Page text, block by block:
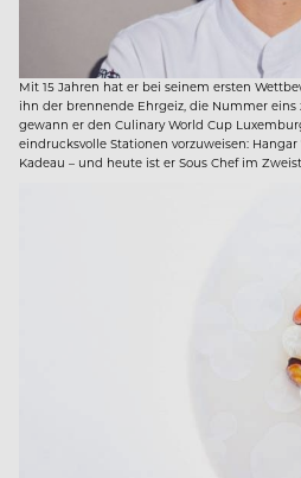
Mit 15 Jahren hat er bei seinem ersten
ihn der brennende Ehrgeiz, die Nummer
gewann er den Culinary World Cup
eindrucksvolle Stationen vorzuweisen: Hangar
Kadeau – und heute ist er Sous Chef im